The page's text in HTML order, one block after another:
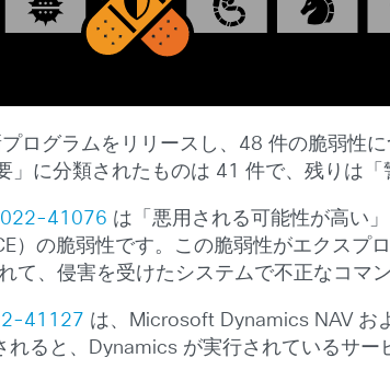
ログラムをリリースし、48 件の脆弱性
に分類されたものは 41 件で、残りは「
41076 は「悪用される可能性が高い
）の脆弱性です。この脆弱性がエクスプ
て、侵害を受けたシステムで不正なコマ
41127 は、Microsoft Dynamics NAV お
ると、Dynamics が実行されているサ